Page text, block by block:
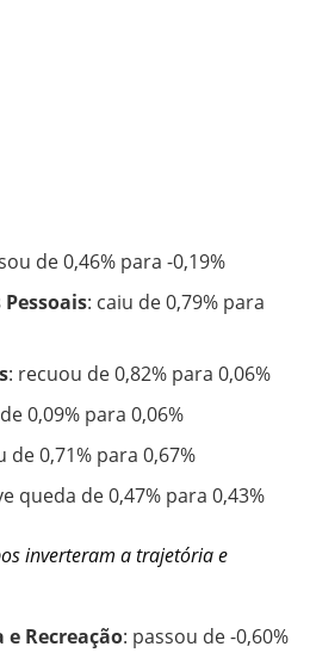
de 0,46% para -0,19%
: caiu de 0,79% para
: recuou de 0,82% para 0,06%
0,09% para 0,06%
de 0,71% para 0,67%
queda de 0,47% para 0,43%
inverteram a trajetória e
Recreação: passou de -0,60%